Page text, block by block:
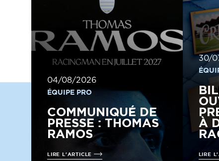
04/08/2026
ÉQUIPE PRO
COMMUNIQUÉ DE
PRESSE : THOMAS
RAMOS
LIRE L'ARTICLE
30/
À
LIRE